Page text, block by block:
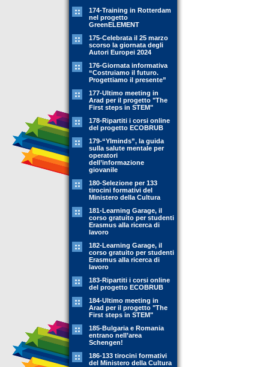
174-Training in Rotterdam
nel progetto
GreenELEMENT
175-Celebrata il 25 marzo
scorso la giornata degli
Autori Europei 2024
176-Giornata informativa
“Costruiamo il futuro.
Progettiamo il presente”
177-Ultimo meeting in
Arad per il progetto "The
First steps in STEM"
178-Ripartiti i corsi online
del progetto ECOBRUB
179-“YIminds”, la guida
sulla salute mentale per
operatori
dell’informazione
giovanile
180-Selezione per 133
tirocini formativi del
Ministero della Cultura
181-Learning Garage, il
corso gratuito per studenti
Erasmus alla ricerca di
lavoro
182-Learning Garage, il
corso gratuito per studenti
Erasmus alla ricerca di
lavoro
183-Ripartiti i corsi online
del progetto ECOBRUB
184-Ultimo meeting in
Arad per il progetto "The
First steps in STEM"
185-Bulgaria e Romania
entrano nell’area
Schengen!
186-133 tirocini formativi
del Ministero della Cultura